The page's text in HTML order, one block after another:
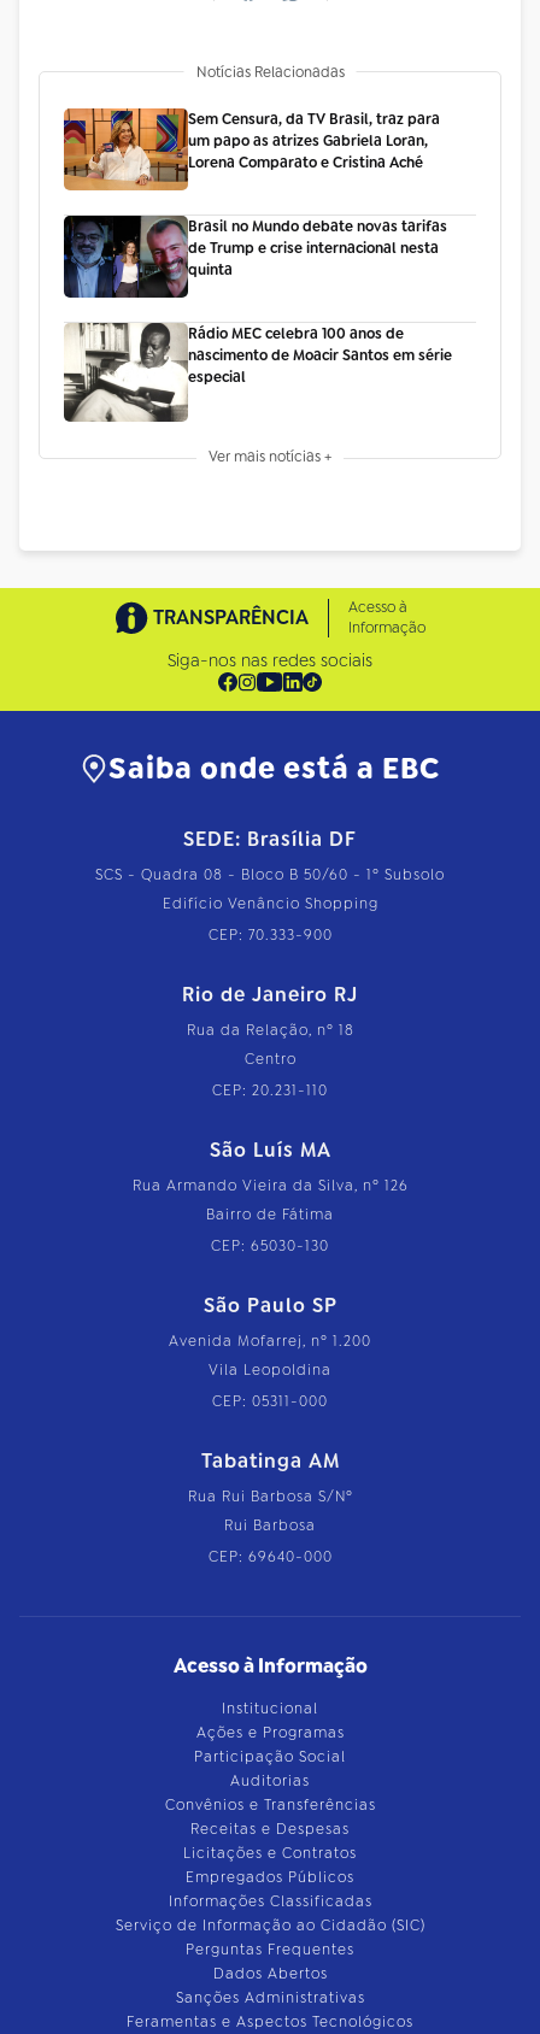
Notícias Relacionadas
Sem Censura, da TV Brasil, traz para
um papo as atrizes Gabriela Loran,
Lorena Comparato e Cristina Aché
Brasil no Mundo debate novas tarifas
de Trump e crise internacional nesta
quinta
Rádio MEC celebra 100 anos de
nascimento de Moacir Santos em série
especial
Ver mais notícias +
TRANSPARÊNCIA
Acesso à
Informação
Siga-nos nas redes sociais
Saiba onde está a EBC
SEDE: Brasília DF
SCS - Quadra 08 - Bloco B 50/60 - 1º Subsolo
Edifício Venâncio Shopping
CEP: 70.333-900
Rio de Janeiro RJ
Rua da Relação, nº 18
Centro
CEP: 20.231-110
São Luís MA
Rua Armando Vieira da Silva, nº 126
Bairro de Fátima
CEP: 65030-130
São Paulo SP
Avenida Mofarrej, nº 1.200
Vila Leopoldina
CEP: 05311-000
Tabatinga AM
Rua Rui Barbosa S/Nº
Rui Barbosa
CEP: 69640-000
Acesso à Informação
Institucional
Ações e Programas
Participação Social
Auditorias
Convênios e Transferências
Receitas e Despesas
Licitações e Contratos
Empregados Públicos
Informações Classificadas
Serviço de Informação ao Cidadão (SIC)
Perguntas Frequentes
Dados Abertos
Sanções Administrativas
Feramentas e Aspectos Tecnológicos